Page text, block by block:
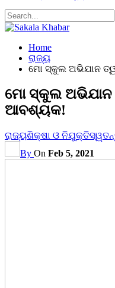
Home
ରାଜ୍ୟ
ମୋ ସ୍କୁଲ ଅଭିଯାନ
ମୋ ସ୍କୁଲ ଅଭିଯାନ
ଆବଶ୍ୟକ!
ରାଜ୍ୟଶିକ୍ଷା ଓ ନିଯୁକ୍ତି
By On Feb 5, 2021